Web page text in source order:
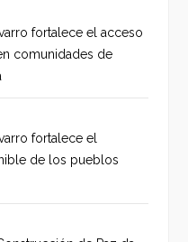
fortalece el acceso
comunidades de
fortalece el
de los pueblos